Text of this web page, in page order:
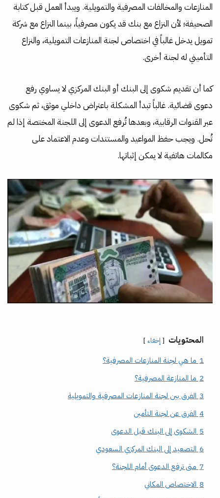
المنازعات والمخالفات المصرفية والتمويلية. ويبدأ العمل قبل كتابة
الصحيفة؛ لأن النزاع مع بنك قد يكون مصرفياً، بينما النزاع مع شركة
تمويل يدخل غالباً في اختصاص لجنة المنازعات التمويلية، والنزاع
التأميني له لجنة أخرى.
كما أن تقديم شكوى إلى البنك أو البنك المركزي لا يساوي رفع
دعوى قضائية. غالباً تبدأ المشكلة باعتراض داخلي موثق، ثم شكوى
عبر القنوات الرقابية، وبعدها تُرفع الدعوى إلى اللجنة المختصة إذا لم
تُحل. ويجب حفظ المواعيد والمستندات وعدم الاعتماد على
مكالمات هاتفية لا يمكن إثباتها.
المحتويات إخفاء
1 ما هي لجنة المنازعات المصرفية؟
2 ما المنازعة المصرفية؟
3 الفرق بين لجنة المنازعات المصرفية والتمويلية
4 الفرق عن لجنة التأمين
5 الشكوى إلى البنك قبل الدعوى
6 التصعيد إلى البنك المركزي السعودي
7 متى ترفع الدعوى أمام اللجنة؟
8 الاختصاص المكاني